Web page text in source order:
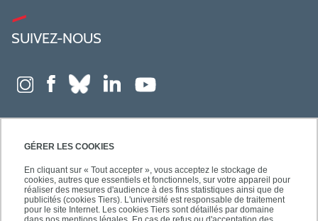
GÉRER LES COOKIES
En cliquant sur « Tout accepter », vous acceptez le stockage de
cookies, autres que essentiels et fonctionnels, sur votre appareil pour
réaliser des mesures d'audience à des fins statistiques ainsi que de
publicités (cookies Tiers). L'université est responsable de traitement
pour le site Internet. Les cookies Tiers sont détaillés par domaine
SUIVEZ-NOUS